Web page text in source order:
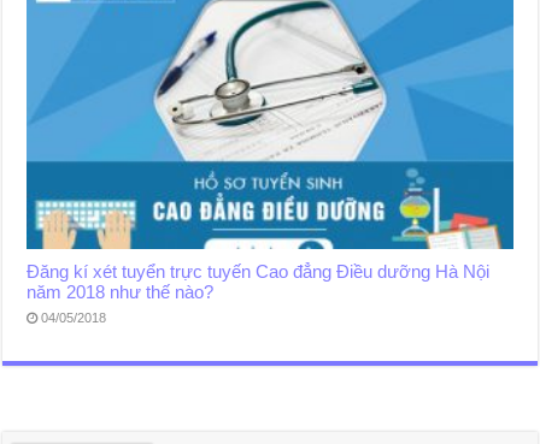
Đăng kí xét tuyển trực tuyến Cao đẳng Điều dưỡng Hà Nội
năm 2018 như thế nào?
04/05/2018